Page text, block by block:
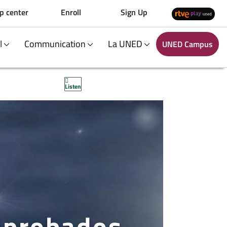
center Enroll Sign Up
Communication La UNED UNED Campus
Listen